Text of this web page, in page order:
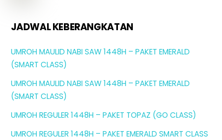
JADWAL KEBERANGKATAN
UMROH MAULID NABI SAW 1448H – PAKET EMERALD
(SMART CLASS)
UMROH MAULID NABI SAW 1448H – PAKET EMERALD
(SMART CLASS)
UMROH REGULER 1448H – PAKET TOPAZ (GO CLASS)
UMROH REGULER 1448H – PAKET EMERALD SMART CLASS